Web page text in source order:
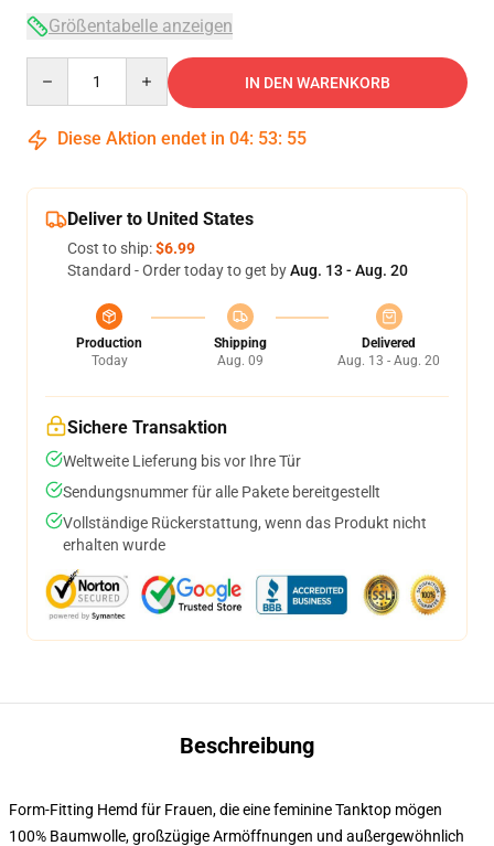
Größentabelle anzeigen
IN DEN WARENKORB
Diese Aktion endet in 04: 53: 54
Deliver to United States
Cost to ship:$6.99
Standard - Order today to get byAug. 13 - Aug. 20
Production
Today
Shipping
Aug. 09
Delivered
Aug. 13 - Aug. 20
Sichere Transaktion
Weltweite Lieferung bis vor Ihre Tür
Sendungsnummer für alle Pakete bereitgestellt
Vollständige Rückerstattung, wenn das Produkt nicht
erhalten wurde
Beschreibung
Form-Fitting Hemd für Frauen, die eine feminine Tanktop mögen
100% Baumwolle, großzügige Armöffnungen und außergewöhnlich